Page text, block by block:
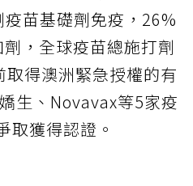
苗基礎劑免疫，26%
，全球疫苗總施打劑
得澳洲緊急授權的有
生、Novavax等5家疫
取獲得認證。